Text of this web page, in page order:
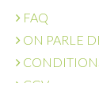
FAQ
ON PARLE
CGV